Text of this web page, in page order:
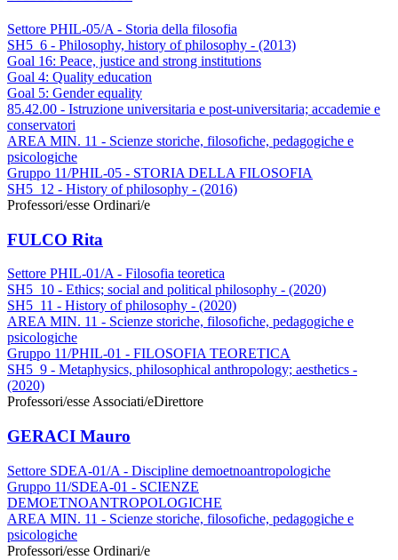
Settore PHIL-05/A - Storia della filosofia
SH5_6 - Philosophy, history of philosophy - (2013)
Goal 16: Peace, justice and strong institutions
Goal 4: Quality education
Goal 5: Gender equality
85.42.00 - Istruzione universitaria e post-universitaria; accademie e
conservatori
AREA MIN. 11 - Scienze storiche, filosofiche, pedagogiche e
psicologiche
Gruppo 11/PHIL-05 - STORIA DELLA FILOSOFIA
SH5_12 - History of philosophy - (2016)
Professori/esse Ordinari/e
FULCO Rita
Settore PHIL-01/A - Filosofia teoretica
SH5_10 - Ethics; social and political philosophy - (2020)
SH5_11 - History of philosophy - (2020)
AREA MIN. 11 - Scienze storiche, filosofiche, pedagogiche e
psicologiche
Gruppo 11/PHIL-01 - FILOSOFIA TEORETICA
SH5_9 - Metaphysics, philosophical anthropology; aesthetics -
(2020)
Professori/esse Associati/eDirettore
GERACI Mauro
Settore SDEA-01/A - Discipline demoetnoantropologiche
Gruppo 11/SDEA-01 - SCIENZE
DEMOETNOANTROPOLOGICHE
AREA MIN. 11 - Scienze storiche, filosofiche, pedagogiche e
psicologiche
Professori/esse Ordinari/e